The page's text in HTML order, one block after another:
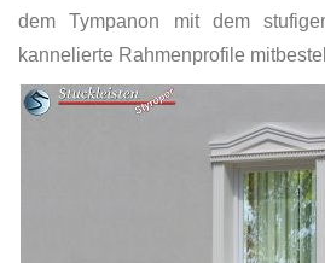
dem Tympanon mit dem
kannelierte Rahmenprofile